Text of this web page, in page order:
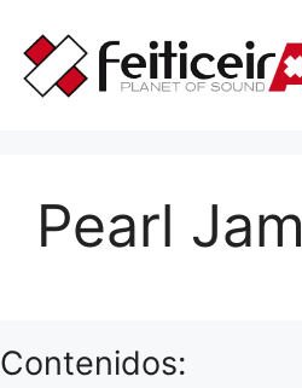
contenido
Pearl Jam
Contenidos: